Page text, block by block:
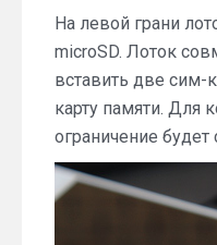
На левой грани
microSD. Лоток
вставить две сим-
карту памяти. Для
ограничение